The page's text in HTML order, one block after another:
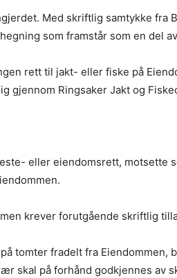
Med skriftlig samtykke fra
som framstår som en del
rett til jakt- eller fiske på
gjennom Ringsaker Jakt og
eller eiendomsrett, motsette
krever forutgående skriftlig
tomter fradelt fra Eiendommen,
skal på forhånd godkjennes av